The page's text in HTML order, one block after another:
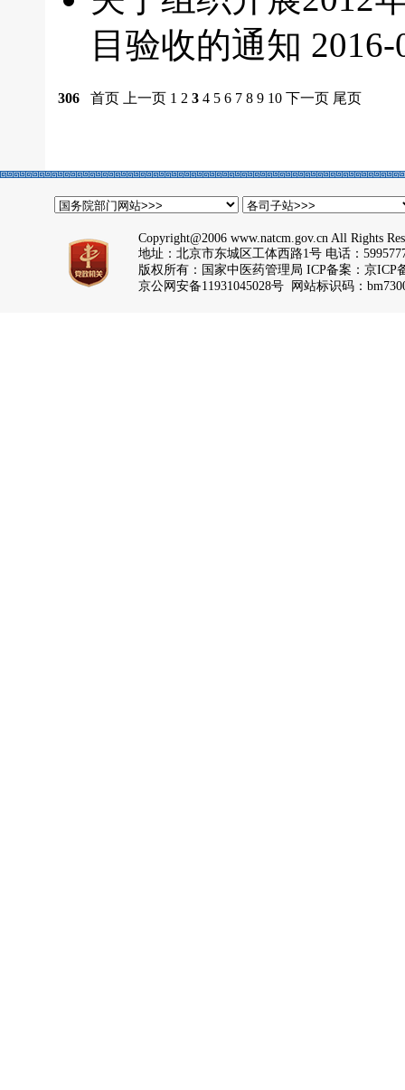
目验收的通知 2016-
306 首页 上一页 1 2 3 4 5 6 7 8 9 10 下一页 尾页
Copyright@2006 www.natcm.gov.cn All Rights
地址：北京市东城区工体西路1号 电话：
版权所有：国家中医药管理局 ICP备案： 京ICP
京公网安备11931045028号 网站标识码：